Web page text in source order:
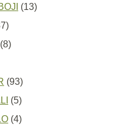
proizvoda
1313
337
proizvoda
88
9393
proizvoda
55
proizvoda
44